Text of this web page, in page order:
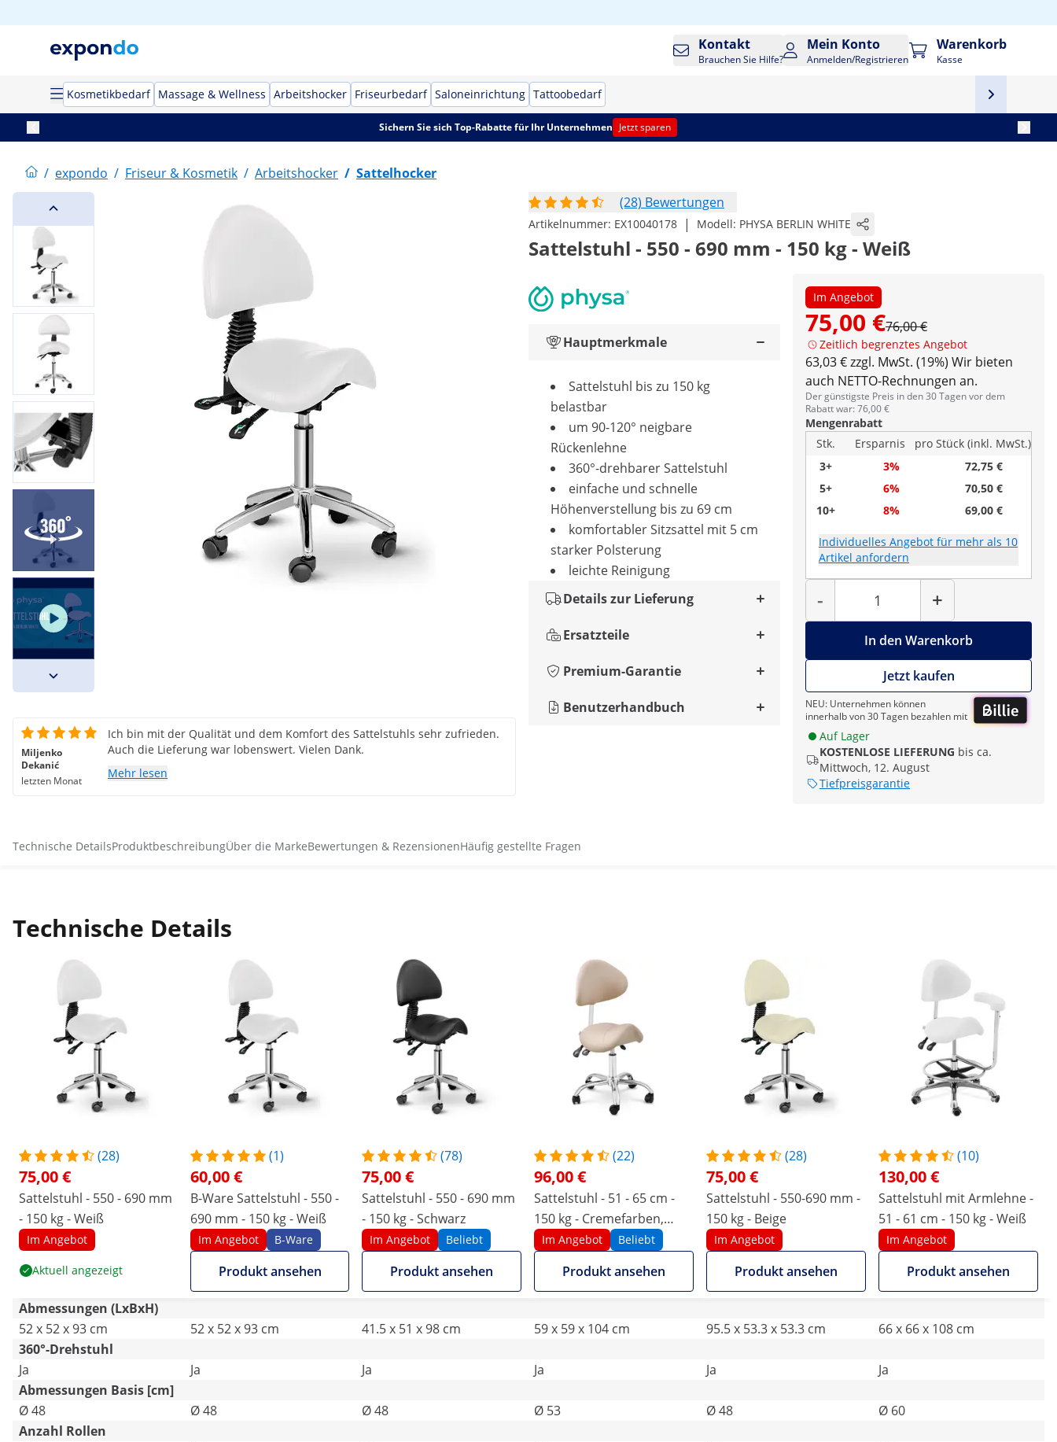
Kontakt
Brauchen Sie Hilfe?
Mein Konto
Anmelden/Registrieren
Warenkorb
Kasse
Kosmetikbedarf Massage & Wellness Arbeitshocker Friseurbedarf Saloneinrichtung Tattoobedarf
Sichern Sie sich Top-Rabatte für Ihr Unternehmen Jetzt sparen
/ expondo / Friseur & Kosmetik / Arbeitshocker / Sattelhocker
(28) Bewertungen
Artikelnummer: EX10040178 | Modell: PHYSA BERLIN WHITE
Sattelstuhl - 550 - 690 mm - 150 kg - Weiß
Im Angebot
75,00 €76,00 €
Zeitlich begrenztes Angebot
63,03 € zzgl. MwSt. (19%) Wir bieten
auch NETTO-Rechnungen an.
Der günstigste Preis in den 30 Tagen vor dem
Rabatt war: 76,00 €
Mengenrabatt
Stk.
Ersparnis
pro Stück (inkl. MwSt.)
3+
3%
72,75 €
5+
6%
70,50 €
10+
8% 69,00 €
Individuelles Angebot für mehr als 10
Artikel anfordern
-
Menge
+
In den Warenkorb
Jetzt kaufen
NEU: Unternehmen können
innerhalb von 30 Tagen bezahlen mit
Auf Lager
KOSTENLOSE LIEFERUNG bis ca.
Mittwoch, 12. August
Tiefpreisgarantie
Hauptmerkmale
Sattelstuhl bis zu 150 kg
belastbar
um 90-120° neigbare
Rückenlehne
360°-drehbarer Sattelstuhl
einfache und schnelle
Höhenverstellung bis zu 69 cm
komfortabler Sitzsattel mit 5 cm
starker Polsterung
leichte Reinigung
Details zur Lieferung
Ersatzteile
Premium-Garantie
Benutzerhandbuch
Miljenko
Dekanić
letzten Monat
Ich bin mit der Qualität und dem Komfort des Sattelstuhls sehr zufrieden.
Auch die Lieferung war lobenswert. Vielen Dank.
Mehr lesen
Technische DetailsProduktbeschreibungÜber die MarkeBewertungen & RezensionenHäufig gestellte Fragen
Technische Details
(28)
75,00 €
Sattelstuhl - 550 - 690 mm
- 150 kg - Weiß
Im Angebot
Aktuell angezeigt
(1)
60,00 €
B-Ware Sattelstuhl - 550 -
690 mm - 150 kg - Weiß
Im Angebot B-Ware
Produkt ansehen
(78)
75,00 €
Sattelstuhl - 550 - 690 mm
- 150 kg - Schwarz
Im Angebot Beliebt
Produkt ansehen
(22)
96,00 €
Sattelstuhl - 51 - 65 cm -
150 kg - Creme­far­ben,
Silbern
Im Angebot Beliebt
Produkt ansehen
(28)
75,00 €
Sattelstuhl - 550-690 mm -
150 kg - Beige
Im Angebot
Produkt ansehen
(10)
130,00 €
Sattelstuhl mit Armlehne -
51 - 61 cm - 150 kg - Weiß
Im Angebot
Produkt ansehen
Abmessungen (LxBxH)
52 x 52 x 93 cm
52 x 52 x 93 cm 41.5 x 51 x 98 cm 59 x 59 x 104 cm 95.5 x 53.3 x 53.3 cm
66 x 66 x 108 cm
360°-Drehstuhl
Ja
Ja Ja Ja Ja
Ja
Abmessungen Basis [cm]
Ø 48
Ø 48 Ø 48 Ø 53 Ø 48
Ø 60
Anzahl Rollen